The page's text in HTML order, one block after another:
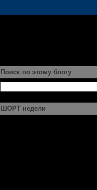
Поиск по этому блогу
ШОРТ недели